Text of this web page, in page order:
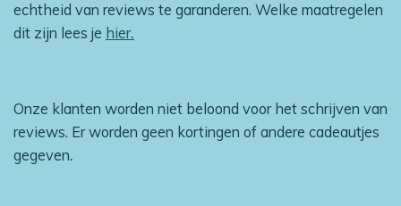
echtheid van reviews te garanderen. Welke maatregelen
dit zijn lees je hier.
Onze klanten worden niet beloond voor het schrijven van
reviews. Er worden geen kortingen of andere cadeautjes
gegeven.